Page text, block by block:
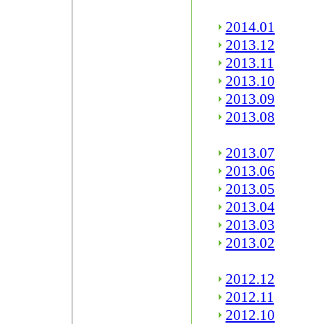
2014.01
2013.12
2013.11
2013.10
2013.09
2013.08
2013.07
2013.06
2013.05
2013.04
2013.03
2013.02
2012.12
2012.11
2012.10